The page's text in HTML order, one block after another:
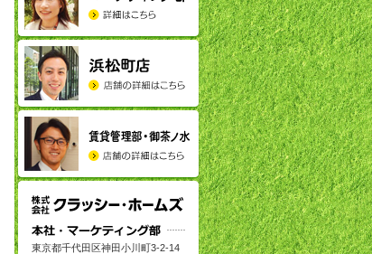
東京都千代田区神田小川町3-2-14